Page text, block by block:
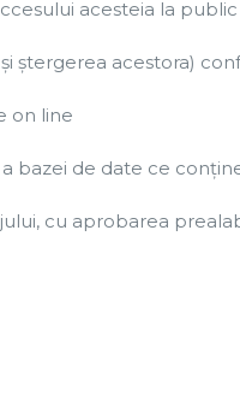
acesteia la public
ștergerea acestora)
on line
bazei de date ce
cu aprobarea